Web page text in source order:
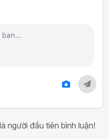
người đầu tiên bình luận!